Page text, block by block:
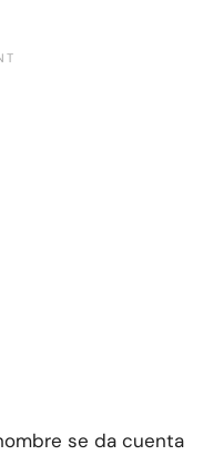
se da cuenta